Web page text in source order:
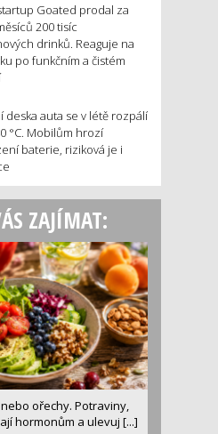
Goated prodal za
200 tisíc
drinků. Reaguje na
po funkčním a čistém
deska auta se v létě rozpálí
°C. Mobilům hrozí
baterie, riziková je i
ZAJÍMAT:
ořechy. Potraviny,
hormonům a ulevuj [...]